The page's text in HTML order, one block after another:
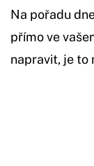
Na pořadu
přímo ve
napravit, je to